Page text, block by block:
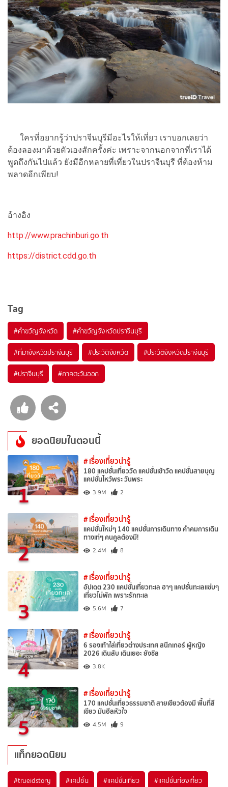
ใครที่อยากรู้ว่าปราจีนบุรีมีอะไรให้เที่ยว เราบอกเลยว่า
ต้องลองมาด้วยตัวเองสักครั้งค่ะ เพราะจากนอกจากที่เราได้
พูดถึงกันไปแล้ว ยังมีอีกหลายที่เที่ยวในปราจีนบุรี ที่ต้องห้าม
พลาดอีกเพียบ!
อ้างอิง
http://www.prachinburi.go.th
https://district.cdd.go.th
Tag
#คำขวัญจังหวัด #คำขวัญจังหวัดปราจีนบุรี
#ที่มาจังหวัดปราจีนบุรี #ประวัติจังหวัด #ประวัติจังหวัดปราจีนบุรี
#ปราจีนบุรี #ภาคตะวันออก
ยอดนิยมในตอนนี้
1
# เรื่องเที่ยวน่ารู้
180 แคปชั่นเที่ยววัด แคปชั่นเข้าวัด แคปชั่นสายบุญ
แคปชั่นไหว้พระ วันพระ
3.9M 2
2
# เรื่องเที่ยวน่ารู้
แคปชั่นใหม่ๆ 140 แคปชั่นการเดินทาง คำคมการเดิน
ทางเท่ๆ คนคูลต้องมี!
2.4M 8
3
# เรื่องเที่ยวน่ารู้
อัปเดต 230 แคปชั่นเที่ยวทะเล ฮาๆ แคปชั่นทะเลแซ่บๆ
เที่ยวไม่พัก เพราะรักทะเล
5.6M 7
4
# เรื่องเที่ยวน่ารู้
6 รองเท้าใส่เที่ยวต่างประเทศ สนีกเกอร์ ผู้หญิง
2026 เดินสับ เดินเยอะ ยังชิล
3.8K
5
# เรื่องเที่ยวน่ารู้
170 แคปชั่นเที่ยวธรรมชาติ สายเขียวต้องมี พื้นที่สี
เขียว มันฮีลหัวใจ
4.5M 9
แท็กยอดนิยม
#trueidstory #แคปชั่น #แคปชั่นเที่ยว #แคปชั่นท่องเที่ยว